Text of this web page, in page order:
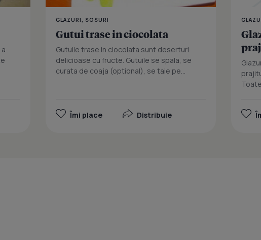
GLAZURI, SOSURI
Gutui trase in ciocolata
Gutuile trase in ciocolata sunt deserturi
delicioase cu fructe. Gutuile se spala, se
curata de coaja (optional), se taie pe...
Îmi place Distribuie